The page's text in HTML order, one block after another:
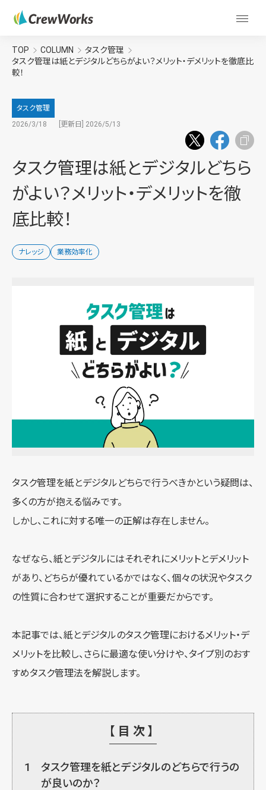
TOP COLUMN
タスク管理
タスク管理は紙とデジタルどちらがよい？メリット・デメリットを徹底比
較！
タスク管理
2026/3/18
[更新日] 2026/5/13
タスク管理は紙とデジタルどちら
がよい？メリット・デメリットを徹
底比較！
ナレッジ 業務効率化
タスク管理を紙とデジタルどちらで行うべきかという疑問は、
多くの方が抱える悩みです。
しかし、これに対する唯一の正解は存在しません。
なぜなら、紙とデジタルにはそれぞれにメリットとデメリット
があり、どちらが優れているかではなく、個々の状況やタスク
の性質に合わせて選択することが重要だからです。
本記事では、紙とデジタルのタスク管理におけるメリット・デ
メリットを比較し、さらに最適な使い分けや、タイプ別のおす
すめタスク管理法を解説します。
【目次】
1
タスク管理を紙とデジタルのどちらで行うの
が良いのか？